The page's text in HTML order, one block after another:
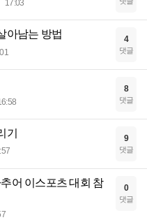
17:03
아남는 방법 4
댓글
8
댓글
기 9
댓글
어 이스포츠 대회 참
0
댓글